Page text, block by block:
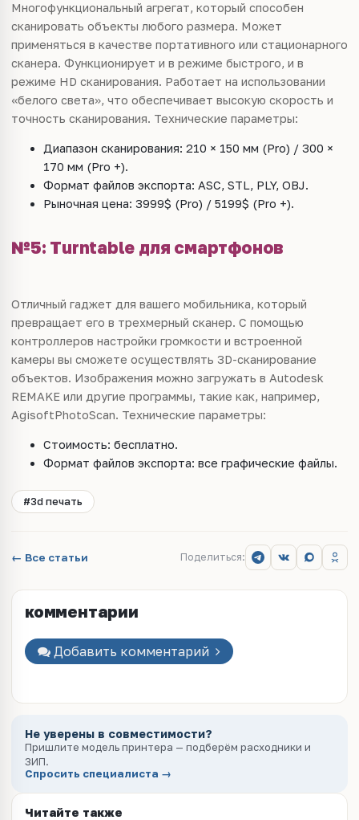
Многофункциональный агрегат, который способен
сканировать объекты любого размера. Может
применяться в качестве портативного или стационарного
сканера. Функционирует и в режиме быстрого, и в
режиме HD сканирования. Работает на использовании
«белого света», что обеспечивает высокую скорость и
точность сканирования. Технические параметры:
Диапазон сканирования: 210 × 150 мм (Pro) / 300 ×
170 мм (Pro +).
Формат файлов экспорта: ASC, STL, PLY, OBJ.
Рыночная цена: 3999$ (Pro) / 5199$ (Pro +).
№5: Turntable для смартфонов
Отличный гаджет для вашего мобильника, который
превращает его в трехмерный сканер. С помощью
контроллеров настройки громкости и встроенной
камеры вы сможете осуществлять 3D-сканирование
объектов. Изображения можно загружать в Autodesk
REMAKE или другие программы, такие как, например,
AgisoftPhotoScan. Технические параметры:
Стоимость: бесплатно.
Формат файлов экспорта: все графические файлы.
#3d печать
← Все статьи Поделиться:
комментарии
Добавить комментарий
Не уверены в совместимости?
Пришлите модель принтера — подберём расходники и
ЗИП.
Спросить специалиста →
Читайте также